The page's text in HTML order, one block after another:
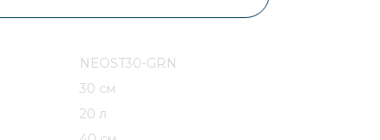
NEOST30-GRN
30 см
20 л